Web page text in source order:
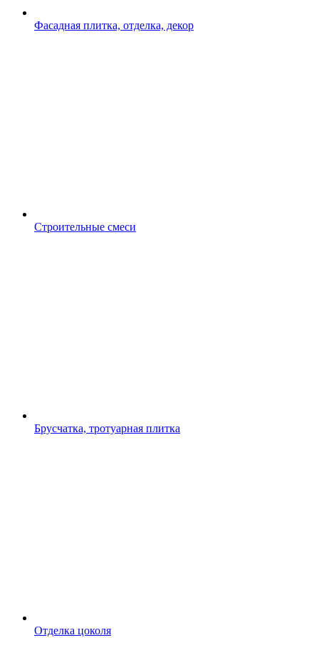
Фасадная плитка, отделка, декор
Строительные смеси
Брусчатка, тротуарная плитка
Отделка цоколя